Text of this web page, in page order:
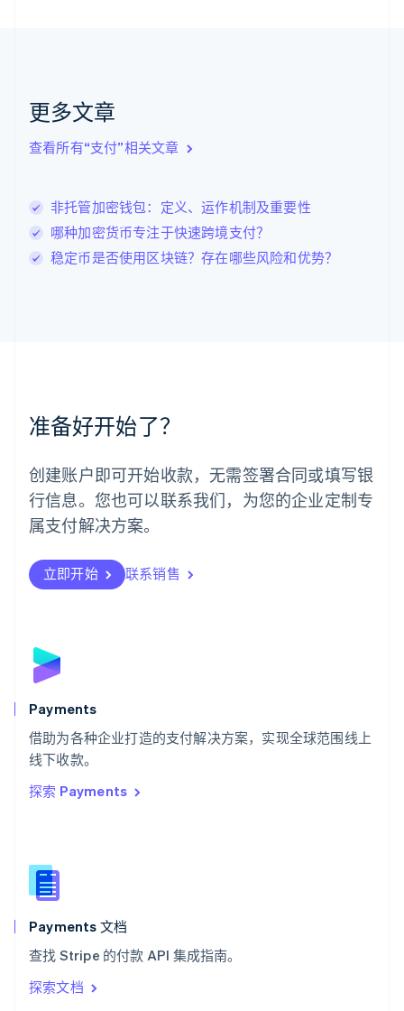
更多文章
查看所有“支付”相关文章
非托管加密钱包：定义、运作机制及重要性
哪种加密货币专注于快速跨境支付？
稳定币是否使用区块链？存在哪些风险和优势？
准备好开始了？
创建账户即可开始收款，无需签署合同或填写银
行信息。您也可以联系我们，为您的企业定制专
属支付解决方案。
立即开始 联系销售
Payments
借助为各种企业打造的支付解决方案，实现全球范围线上
线下收款。
探索 Payments
Payments 文档
查找 Stripe 的付款 API 集成指南。
探索文档
English
English
卢森堡
罗马尼亚
English
挪威
葡萄牙
Português English
日本
日本語English
瑞典
瑞士
DeutschFrançais
English
斯洛文尼亚
泰国
ไทยEnglish
希腊
English
西班牙
新西兰
English
匈牙利
English
ItalianoEnglish
印度
English